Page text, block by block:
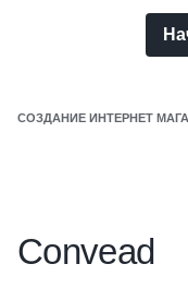
СОЗДАНИЕ ИНТЕРНЕТ
Convead